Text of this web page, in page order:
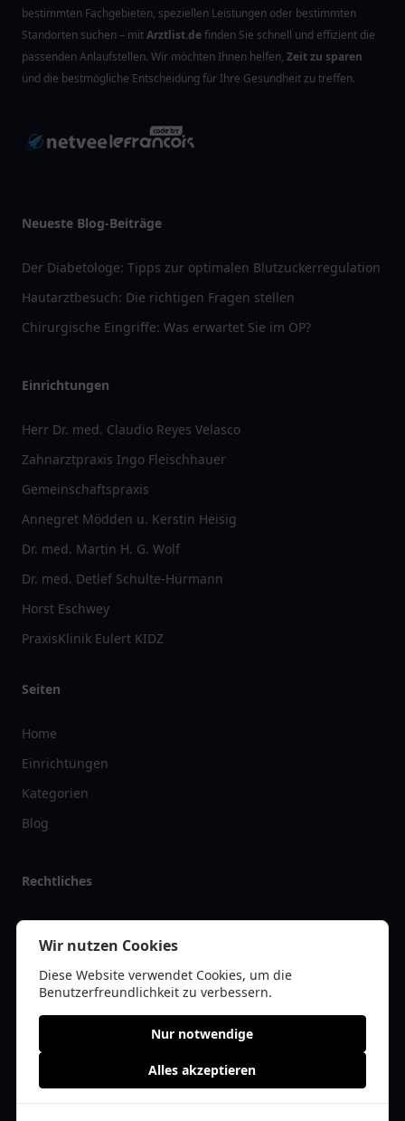
bestimmten Fachgebieten, speziellen Leistungen oder bestimmten
Standorten suchen – mitArztlist.definden Sie schnell und effizient die
passenden Anlaufstellen. Wir möchten Ihnen helfen, Zeit zu sparen
und die bestmögliche Entscheidung für Ihre Gesundheit zu treffen.
Neueste Blog-Beiträge
Der Diabetologe: Tipps zur optimalen Blutzuckerregulation
Hautarztbesuch: Die richtigen Fragen stellen
Chirurgische Eingriffe: Was erwartet Sie im OP?
Einrichtungen
Herr Dr. med. Claudio Reyes Velasco
Zahnarztpraxis Ingo Fleischhauer
Gemeinschaftspraxis
Annegret Mödden u. Kerstin Heisig
Dr. med. Martin H. G. Wolf
Dr. med. Detlef Schulte-Hürmann
Horst Eschwey
PraxisKlinik Eulert KIDZ
Seiten
Home
Einrichtungen
Kategorien
Blog
Rechtliches
Impressum
Datenschutz
Kontakt
© 2026 arztlist.de | Alle Rechte vorbehalten | * =Affiliate-Links /
Wir nutzen Cookies
Diese Website verwendet Cookies, um die
Benutzerfreundlichkeit zu verbessern.
Nur notwendige
Alles akzeptieren